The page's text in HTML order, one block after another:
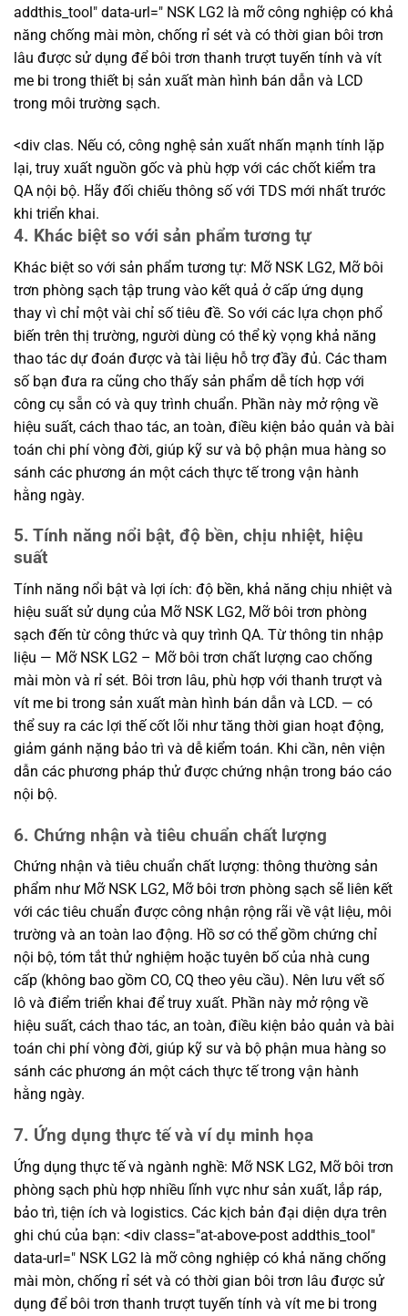
addthis_tool" data-url=" NSK LG2 là mỡ công nghiệp có khả
năng chống mài mòn, chống rỉ sét và có thời gian bôi trơn
lâu được sử dụng để bôi trơn thanh trượt tuyến tính và vít
me bi trong thiết bị sản xuất màn hình bán dẫn và LCD
trong môi trường sạch.
<div clas. Nếu có, công nghệ sản xuất nhấn mạnh tính lặp
lại, truy xuất nguồn gốc và phù hợp với các chốt kiểm tra
QA nội bộ. Hãy đối chiếu thông số với TDS mới nhất trước
khi triển khai.
4. Khác biệt so với sản phẩm tương tự
Khác biệt so với sản phẩm tương tự: Mỡ NSK LG2, Mỡ bôi
trơn phòng sạch tập trung vào kết quả ở cấp ứng dụng
thay vì chỉ một vài chỉ số tiêu đề. So với các lựa chọn phổ
biến trên thị trường, người dùng có thể kỳ vọng khả năng
thao tác dự đoán được và tài liệu hỗ trợ đầy đủ. Các tham
số bạn đưa ra cũng cho thấy sản phẩm dễ tích hợp với
công cụ sẵn có và quy trình chuẩn. Phần này mở rộng về
hiệu suất, cách thao tác, an toàn, điều kiện bảo quản và bài
toán chi phí vòng đời, giúp kỹ sư và bộ phận mua hàng so
sánh các phương án một cách thực tế trong vận hành
hằng ngày.
5. Tính năng nổi bật, độ bền, chịu nhiệt, hiệu
suất
Tính năng nổi bật và lợi ích: độ bền, khả năng chịu nhiệt và
hiệu suất sử dụng của Mỡ NSK LG2, Mỡ bôi trơn phòng
sạch đến từ công thức và quy trình QA. Từ thông tin nhập
liệu — Mỡ NSK LG2 – Mỡ bôi trơn chất lượng cao chống
mài mòn và rỉ sét. Bôi trơn lâu, phù hợp với thanh trượt và
vít me bi trong sản xuất màn hình bán dẫn và LCD. — có
thể suy ra các lợi thế cốt lõi như tăng thời gian hoạt động,
giảm gánh nặng bảo trì và dễ kiểm toán. Khi cần, nên viện
dẫn các phương pháp thử được chứng nhận trong báo cáo
nội bộ.
6. Chứng nhận và tiêu chuẩn chất lượng
Chứng nhận và tiêu chuẩn chất lượng: thông thường sản
phẩm như Mỡ NSK LG2, Mỡ bôi trơn phòng sạch sẽ liên kết
với các tiêu chuẩn được công nhận rộng rãi về vật liệu, môi
trường và an toàn lao động. Hồ sơ có thể gồm chứng chỉ
nội bộ, tóm tắt thử nghiệm hoặc tuyên bố của nhà cung
cấp (không bao gồm CO, CQ theo yêu cầu). Nên lưu vết số
lô và điểm triển khai để truy xuất. Phần này mở rộng về
hiệu suất, cách thao tác, an toàn, điều kiện bảo quản và bài
toán chi phí vòng đời, giúp kỹ sư và bộ phận mua hàng so
sánh các phương án một cách thực tế trong vận hành
hằng ngày.
7. Ứng dụng thực tế và ví dụ minh họa
Ứng dụng thực tế và ngành nghề: Mỡ NSK LG2, Mỡ bôi trơn
phòng sạch phù hợp nhiều lĩnh vực như sản xuất, lắp ráp,
bảo trì, tiện ích và logistics. Các kịch bản đại diện dựa trên
ghi chú của bạn: <div class="at-above-post addthis_tool"
data-url=" NSK LG2 là mỡ công nghiệp có khả năng chống
mài mòn, chống rỉ sét và có thời gian bôi trơn lâu được sử
dụng để bôi trơn thanh trượt tuyến tính và vít me bi trong